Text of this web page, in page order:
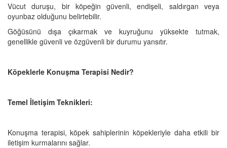
Vücut duruşu, bir köpeğin güvenli, endişeli, saldırgan veya
oyunbaz olduğunu belirtebilir.
Göğüsünü dışa çıkarmak ve kuyruğunu yüksekte tutmak,
genellikle güvenli ve özgüvenli bir durumu yansıtır.
Köpeklerle Konuşma Terapisi Nedir?
Temel İletişim Teknikleri:
Konuşma terapisi, köpek sahiplerinin köpekleriyle daha etkili bir
iletişim kurmalarını sağlar.